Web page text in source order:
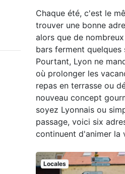
Chaque été, c'est le
trouver une bonne
alors que de
bars ferment quelques
Pourtant, Lyon ne
où prolonger les
repas en terrasse ou
nouveau concept
soyez Lyonnais ou
passage, voici six
continuent d'animer la
Locales